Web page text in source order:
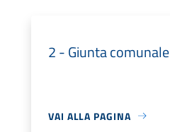
2 - Giunta comunale
VAI ALLA PAGINA